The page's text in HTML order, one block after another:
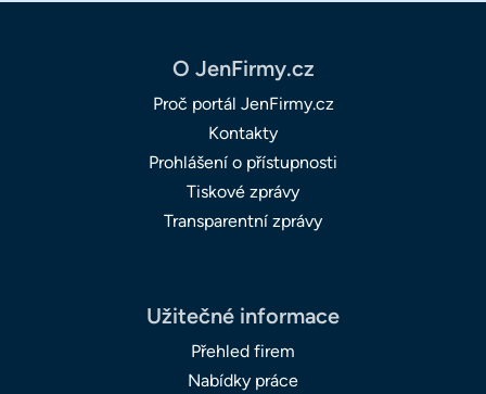
O JenFirmy.cz
Proč portál JenFirmy.cz
Kontakty
Prohlášení o přístupnosti
Tiskové zprávy
Transparentní zprávy
Užitečné informace
Přehled firem
Nabídky práce